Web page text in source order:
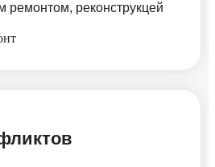
ремонтом, реконструкцей